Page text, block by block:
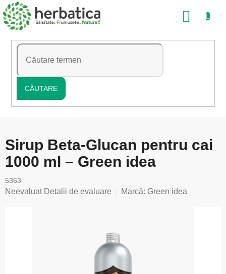
Treci
la
conținut
CĂUTARE
COŞ
Sirup Beta-Glucan pentru cai
1000 ml – Green idea
5363
Evaluarea
Neevaluat Detalii de evaluare Marcă: Green idea